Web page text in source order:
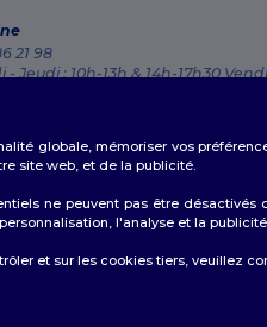
21 98
- Jeudi : 10h-13h & 14h-17h30
globale, mémoriser vos
site web, et de la publicité.
ne peuvent pas être
l'analyse et la
et sur les cookies tiers, veuillez